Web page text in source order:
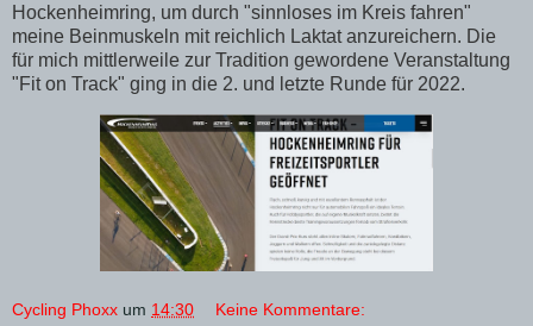
Hockenheimring, um durch "sinnloses im Kreis fahren"
meine Beinmuskeln mit reichlich Laktat anzureichern. Die
für mich mittlerweile zur Tradition gewordene Veranstaltung
"Fit on Track" ging in die 2. und letzte Runde für 2022.
Cycling Phoxx um 14:30 Keine Kommentare: